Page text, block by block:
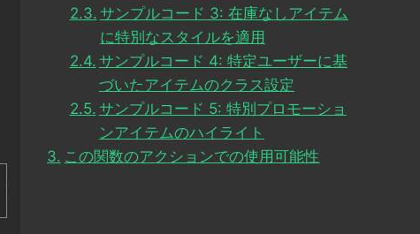
);
サンプルコード 3: 在庫なしアイテム
に特別なスタイルを適用
サンプルコード 4: 特定ユーザーに基
づいたアイテムのクラス設定
サンプルコード 5: 特別プロモーショ
ンアイテムのハイライト
この関数のアクションでの使用可能性